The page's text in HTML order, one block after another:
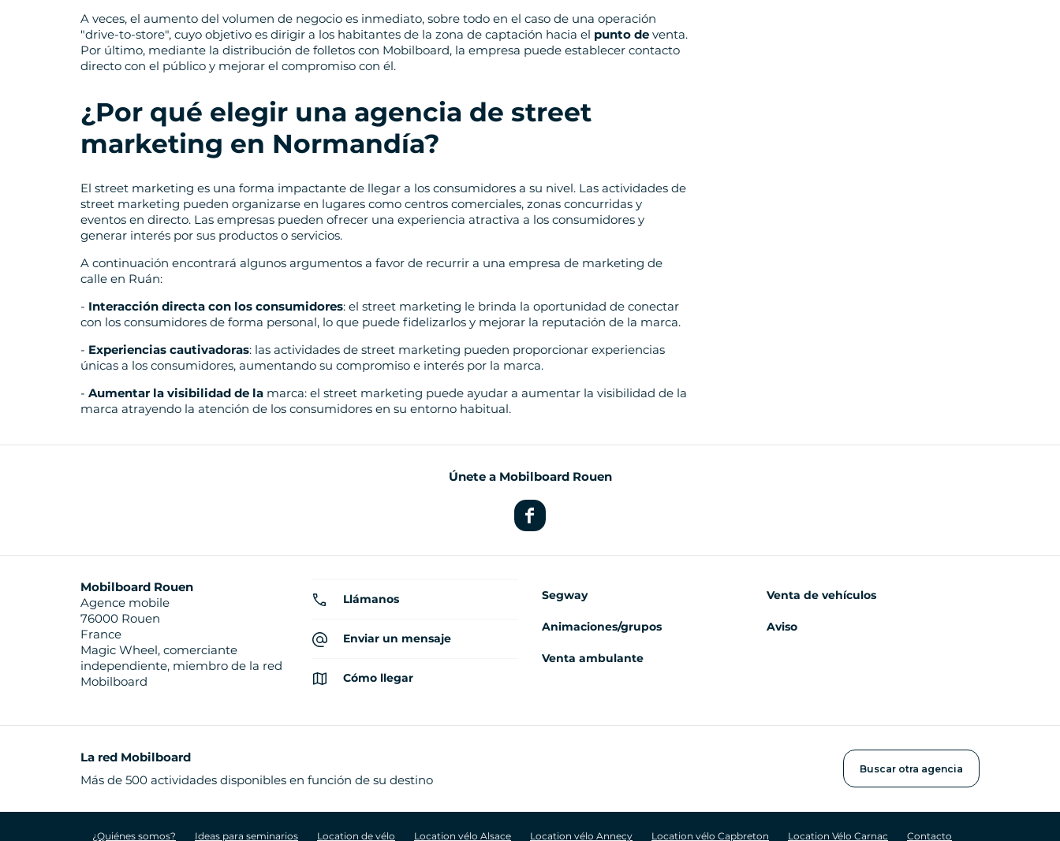
A veces, el aumento del volumen de negocio es inmediato, sobre todo en el caso de una operación
"drive-to-store", cuyo objetivo es dirigir a los habitantes de la zona de captación hacia el punto de venta.
Por último, mediante la distribución de folletos con Mobilboard, la empresa puede establecer contacto
directo con el público y mejorar el compromiso con él.
¿Por qué elegir una agencia de street
marketing en Normandía?
El street marketing es una forma impactante de llegar a los consumidores a su nivel. Las actividades de
street marketing pueden organizarse en lugares como centros comerciales, zonas concurridas y
eventos en directo. Las empresas pueden ofrecer una experiencia atractiva a los consumidores y
generar interés por sus productos o servicios.
A continuación encontrará algunos argumentos a favor de recurrir a una empresa de marketing de
calle en Ruán:
- Interacción directa con los consumidores: el street marketing le brinda la oportunidad de conectar
con los consumidores de forma personal, lo que puede fidelizarlos y mejorar la reputación de la marca.
- Experiencias cautivadoras: las actividades de street marketing pueden proporcionar experiencias
únicas a los consumidores, aumentando su compromiso e interés por la marca.
- Aumentar la visibilidad de la marca: el street marketing puede ayudar a aumentar la visibilidad de la
marca atrayendo la atención de los consumidores en su entorno habitual.
Únete a Mobilboard Rouen
Mobilboard Rouen
Agence mobile
76000 Rouen
France
Magic Wheel, comerciante
independiente, miembro de la red
Mobilboard
Llámanos
Enviar un mensaje
Cómo llegar
Segway
Animaciones/grupos
Venta ambulante
Venta de vehículos
Aviso
La red Mobilboard
Más de 500 actividades disponibles en función de su destino
Buscar otra agencia
¿Quiénes somos? Ideas para seminarios Location de vélo Location vélo Alsace Location vélo Annecy Location vélo Capbreton Location Vélo Carnac Contacto